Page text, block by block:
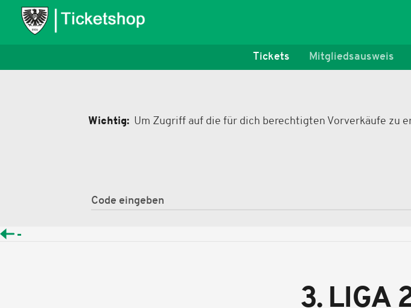
Tickets Mitgliedsausweis
Wichtig: Um Zugriff auf die für dich berechtigten Vorverkäufe zu
3. LIGA